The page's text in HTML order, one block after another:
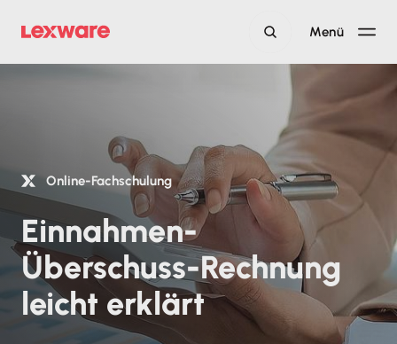
Menü
Online-Fachschulung
Einnahmen-
Überschuss-Rechnung
leicht erklärt